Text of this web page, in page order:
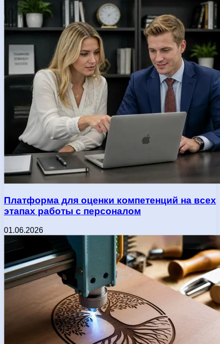
Платформа для оценки компетенций на всех
этапах работы с персоналом
01.06.2026